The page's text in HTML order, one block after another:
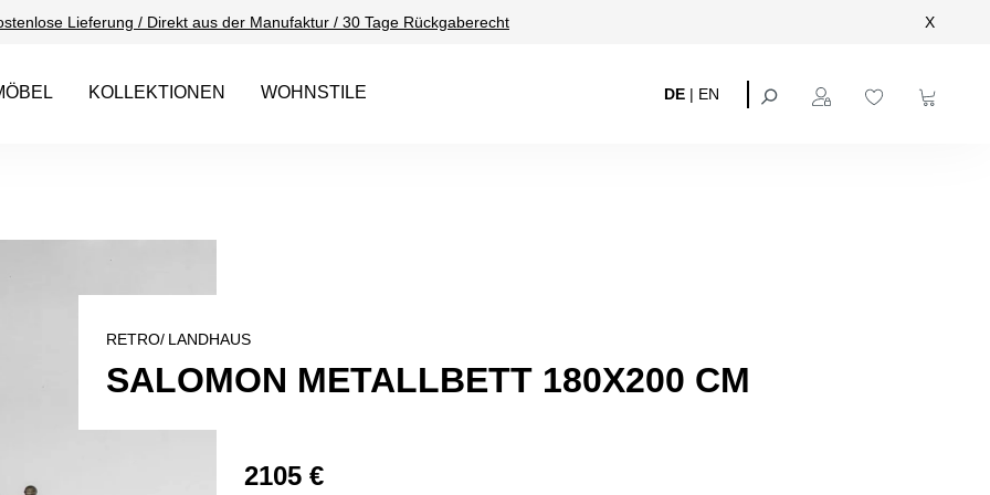
Lieferung / Direkt aus der Manufaktur / 30 Tage Rückgaberecht X
KOLLEKTIONEN WOHNSTILE DE | EN
RETRO/ LANDHAUS
SALOMON METALLBETT 180X200 CM
2105 €